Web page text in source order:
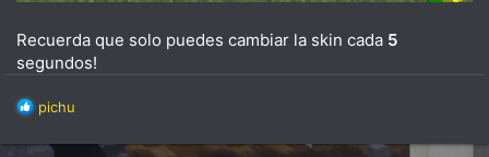
Recuerda que solo puedes cambiar la skin cada 5
segundos!
R
a
pichu